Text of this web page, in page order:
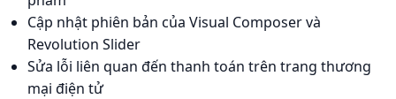
Cập nhật phiên bản của Visual Composer và
Revolution Slider
Sửa lỗi liên quan đến thanh toán trên trang thương
mại điện tử